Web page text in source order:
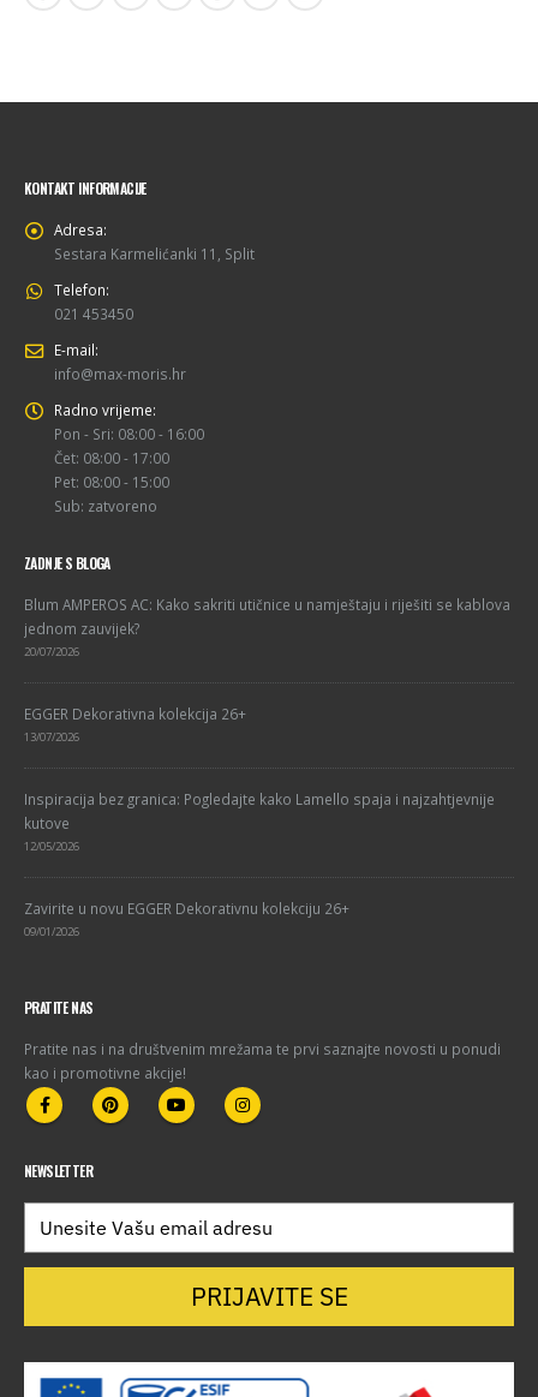
KONTAKT INFORMACIJE
Adresa:
Sestara Karmelićanki 11, Split
Telefon:
021 453450
E-mail:
info@max-moris.hr
Radno vrijeme:
Pon - Sri: 08:00 - 16:00
Čet: 08:00 - 17:00
Pet: 08:00 - 15:00
Sub: zatvoreno
ZADNJE S BLOGA
Blum AMPEROS AC: Kako sakriti utičnice u namještaju i riješiti se kablova
jednom zauvijek?
20/07/2026
EGGER Dekorativna kolekcija 26+
13/07/2026
Inspiracija bez granica: Pogledajte kako Lamello spaja i najzahtjevnije
kutove
12/05/2026
Zavirite u novu EGGER Dekorativnu kolekciju 26+
09/01/2026
PRATITE NAS
Pratite nas i na društvenim mrežama te prvi saznajte novosti u ponudi
kao i promotivne akcije!
NEWSLETTER
PRIJAVITE SE